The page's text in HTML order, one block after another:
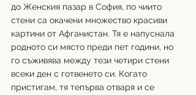
до Женския пазар в София, по чиито
стени са окачени множество красиви
картини от Афганистан. Тя е напуснала
родното си място преди пет години, но
го съживява между тези четири стени
всеки ден с готвенето си. Когато
пристигам, тя тепърва отваря и се